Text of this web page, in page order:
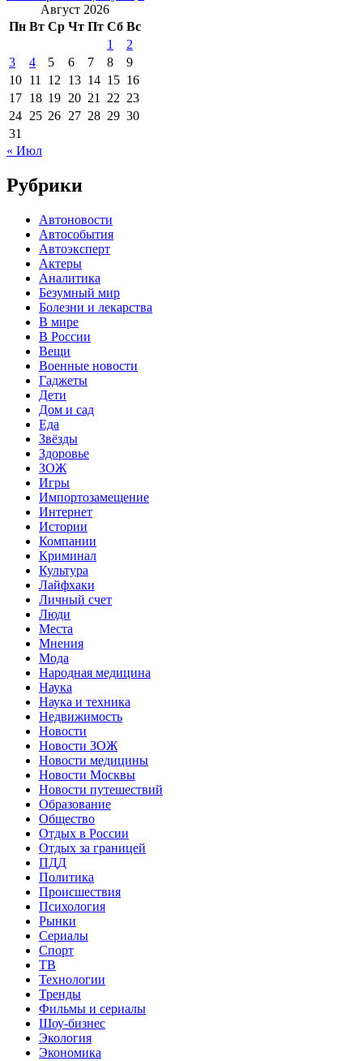
Август 2026
Пн Вт Ср Чт Пт Сб Вс
1
2
3
4 5 6 7 8
9
10 11 12 13 14 15 16
17 18 19 20 21 22 23
24 25 26 27 28 29 30
31
« Июл
Рубрики
Автоновости
Автособытия
Автоэксперт
Актеры
Аналитика
Безумный мир
Болезни и лекарства
В мире
В России
Вещи
Военные новости
Гаджеты
Дети
Дом и сад
Еда
Звёзды
Здоровье
ЗОЖ
Игры
Импортозамещение
Интернет
Истории
Компании
Криминал
Культура
Лайфхаки
Личный счет
Люди
Места
Мнения
Мода
Народная медицина
Наука
Наука и техника
Недвижимость
Новости
Новости ЗОЖ
Новости медицины
Новости Москвы
Новости путешествий
Образование
Общество
Отдых в России
Отдых за границей
ПДД
Политика
Происшествия
Психология
Рынки
Сериалы
Спорт
ТВ
Технологии
Тренды
Фильмы и сериалы
Шоу-бизнес
Экология
Экономика